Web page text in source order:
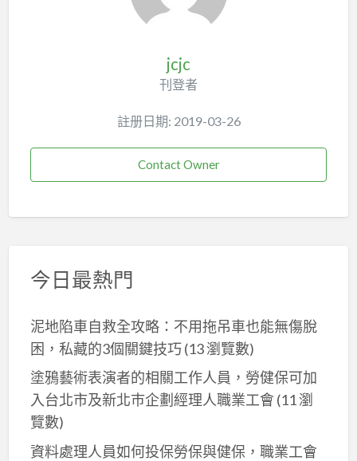
jcjc
刊登者
註册日期: 2019-03-26
Contact Owner
今日最熱門
泥地陷車自救全攻略：不用拖吊車也能無傷脫
困，私藏的3個關鍵技巧(13 瀏覽數)
塗鴉藝術表演者的相關工作人員，勞健保可加
入台北市及新北巿企劃經理人職業工會 (11 瀏
覽數)
資料處理人員如何投保勞保與健保，職業工會